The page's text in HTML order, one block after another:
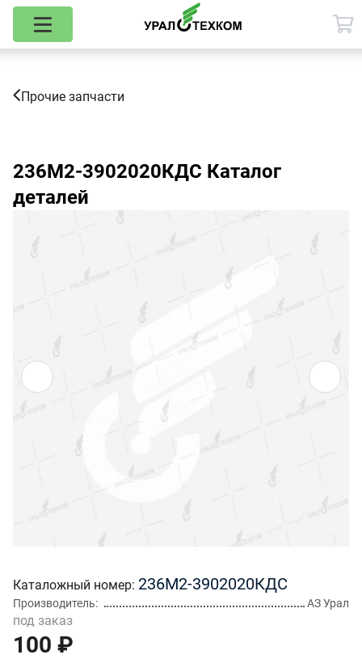
Прочие запчасти
236М2-3902020КДС Каталог
деталей
Каталожный номер 236М2-3902020КДС
Производитель АЗ Урал
под заказ
100 ₽